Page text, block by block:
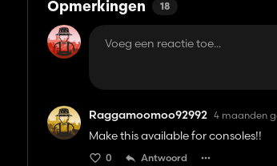
Opmerkingen 18
Raggamoomoo92992 4 maanden
Make this available for consoles!!
0 Antwoord